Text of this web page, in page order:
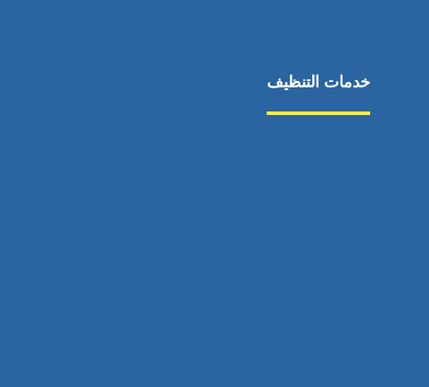
خدمات التنظيف